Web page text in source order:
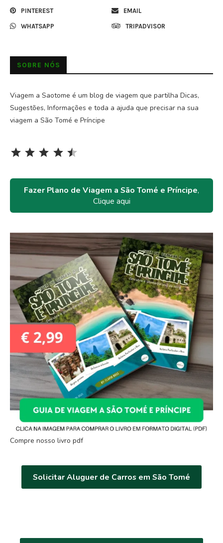
PINTEREST EMAIL
WHATSAPP TRIPADVISOR
SOBRE NÓS
Viagem a Saotome é um blog de viagem que partilha Dicas,
Sugestões, Informações e toda a ajuda que precisar na sua
viagem a São Tomé e Príncipe
⭐⭐⭐ ⭐⭐
Fazer Plano de Viagem a São Tomé e Príncipe,
Clique aqui
Compre nosso livro pdf
Solicitar Aluguer de Carros em São Tomé